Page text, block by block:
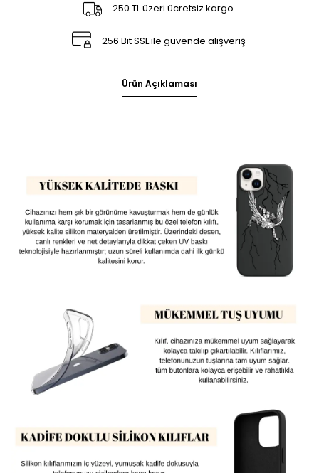
250 TL üzeri ücretsiz kargo
256 Bit SSL ile güvende alışveriş
Ürün Açıklaması